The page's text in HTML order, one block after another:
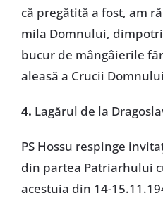
că pregătită a fost, am
mila Domnului,
bucur de mângâierile
aleasă a Crucii
4. Lagărul de la
PS Hossu respinge
din partea Patriarhului
acestuia din 14-